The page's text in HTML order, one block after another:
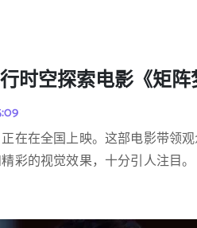
时空探索电影《矩
在在全国上映。这部电影带领
彩的视觉效果，十分引人注目。